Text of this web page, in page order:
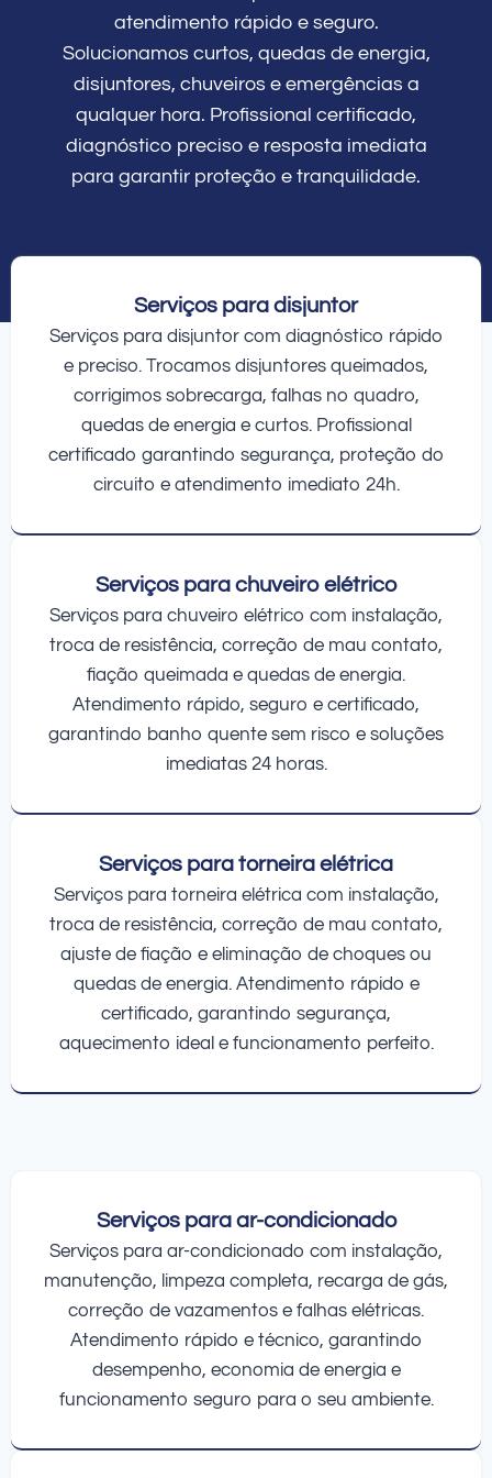
atendimento rápido e seguro.
Solucionamos curtos, quedas de energia,
disjuntores, chuveiros e emergências a
qualquer hora. Profissional certificado,
diagnóstico preciso e resposta imediata
para garantir proteção e tranquilidade.
Serviços para disjuntor
Serviços para disjuntor com diagnóstico rápido
e preciso. Trocamos disjuntores queimados,
corrigimos sobrecarga, falhas no quadro,
quedas de energia e curtos. Profissional
certificado garantindo segurança, proteção do
circuito e atendimento imediato 24h.
Serviços para chuveiro elétrico
Serviços para chuveiro elétrico com instalação,
troca de resistência, correção de mau contato,
fiação queimada e quedas de energia.
Atendimento rápido, seguro e certificado,
garantindo banho quente sem risco e soluções
imediatas 24 horas.
Serviços para torneira elétrica
Serviços para torneira elétrica com instalação,
troca de resistência, correção de mau contato,
ajuste de fiação e eliminação de choques ou
quedas de energia. Atendimento rápido e
certificado, garantindo segurança,
aquecimento ideal e funcionamento perfeito.
Serviços para ar-condicionado
Serviços para ar-condicionado com instalação,
manutenção, limpeza completa, recarga de gás,
correção de vazamentos e falhas elétricas.
Atendimento rápido e técnico, garantindo
desempenho, economia de energia e
funcionamento seguro para o seu ambiente.